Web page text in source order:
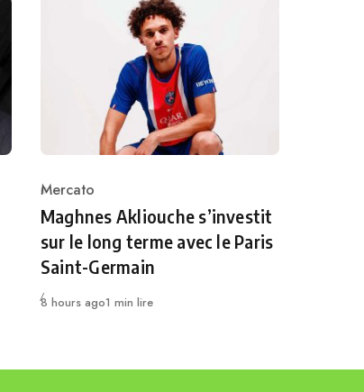
Category
Mercato
Maghnes Akliouche s’investit
sur le long terme avec le Paris
Saint-Germain
Publié
8 hours ago1 min lire